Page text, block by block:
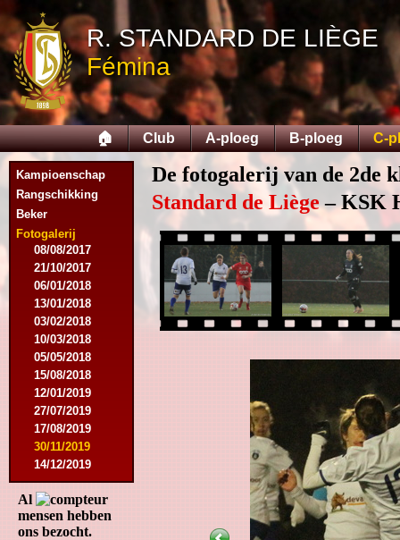
R. STANDARD DE LIÈGE
Fémina
🏠 Club A-ploeg B-ploeg C-
Kampioenschap
Rangschikking
Beker
Fotogalerij
07/11/2015
21/11/2015
12/12/2015
27/02/2016
12/03/2016
07/08/2016
27/08/2016
03/09/2016
17/09/2016
10/01/2017
18/02/2017
25/02/2017
29/04/2017
08/08/2017
21/10/2017
06/01/2018
13/01/2018
03/02/2018
10/03/2018
05/05/2018
15/08/2018
12/01/2019
27/07/2019
17/08/2019
30/11/2019
14/12/2019
Al
mensen hebben
ons bezocht.
De fotogalerij van de 2de
Standard de Liège– KSK